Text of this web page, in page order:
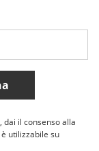
Norge
il consenso alla
utilizzabile su